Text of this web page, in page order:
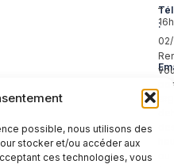
possible, nous utilisons des
stocker et/ou accéder aux
ces technologies, vous
:
–